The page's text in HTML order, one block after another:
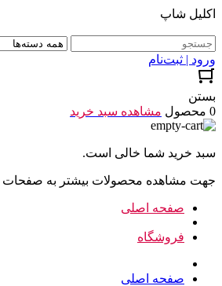
اکلیل شاپ
ورود | ثبت‌نام
بستن
0 محصول
مشاهده سبد خرید
سبد خرید شما خالی است.
جهت مشاهده محصولات بیشتر به صفحات
صفحه اصلی
فروشگاه
صفحه اصلی